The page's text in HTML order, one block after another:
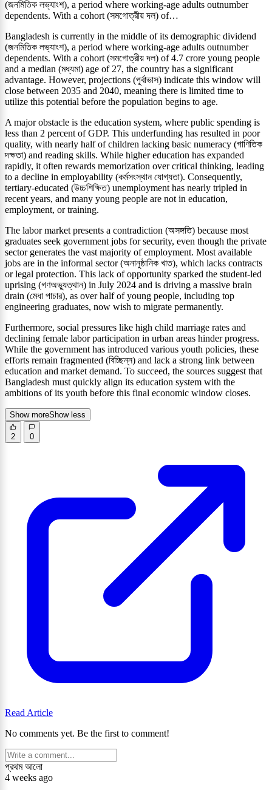
(জনমিতিক লভ্যাংশ), a period where working-age adults outnumber
dependents. With a cohort (সমগোত্রীয় দল) of…
Bangladesh is currently in the middle of its demographic dividend
(জনমিতিক লভ্যাংশ), a period where working-age adults outnumber
dependents. With a cohort (সমগোত্রীয় দল) of 4.7 crore young people
and a median (মধ্যমা) age of 27, the country has a significant
advantage. However, projections (পূর্বাভাস) indicate this window will
close between 2035 and 2040, meaning there is limited time to
utilize this potential before the population begins to age.
A major obstacle is the education system, where public spending is
less than 2 percent of GDP. This underfunding has resulted in poor
quality, with nearly half of children lacking basic numeracy (গাণিতিক
দক্ষতা) and reading skills. While higher education has expanded
rapidly, it often rewards memorization over critical thinking, leading
to a decline in employability (কর্মসংস্থান যোগ্যতা). Consequently,
tertiary-educated (উচ্চশিক্ষিত) unemployment has nearly tripled in
recent years, and many young people are not in education,
employment, or training.
The labor market presents a contradiction (অসঙ্গতি) because most
graduates seek government jobs for security, even though the private
sector generates the vast majority of employment. Most available
jobs are in the informal sector (অনানুষ্ঠানিক খাত), which lacks contracts
or legal protection. This lack of opportunity sparked the student-led
uprising (গণঅভ্যুত্থান) in July 2024 and is driving a massive brain
drain (মেধা পাচার), as over half of young people, including top
engineering graduates, now wish to migrate permanently.
Furthermore, social pressures like high child marriage rates and
declining female labor participation in urban areas hinder progress.
While the government has introduced various youth policies, these
efforts remain fragmented (বিচ্ছিন্ন) and lack a strong link between
education and market demand. To succeed, the sources suggest that
Bangladesh must quickly align its education system with the
ambitions of its youth before this final economic window closes.
Show moreShow less
2 0
Read Article
No comments yet. Be the first to comment!
প্রথম আলো
4 weeks ago